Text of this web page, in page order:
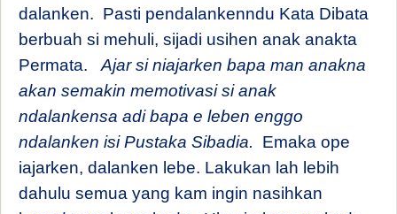
dalanken. Pasti pendalankenndu Kata Dibata
berbuah si mehuli, sijadi usihen anak anakta
Permata.
Ajar si niajarken bapa man anakna
akan semakin memotivasi si anak
ndalankensa adi bapa e leben enggo
ndalanken isi Pustaka Sibadia.
Emaka ope
iajarken, dalanken lebe. Lakukan lah lebih
dahulu semua yang kam ingin nasihkan